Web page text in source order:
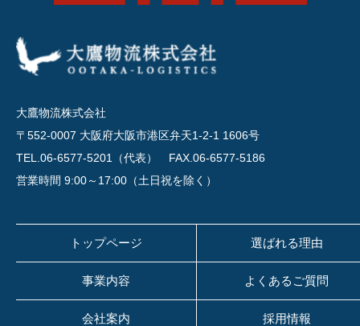
大鷹物流株式会社
〒552-0007 大阪府大阪市港区弁天1-2-1 1606号
TEL.06-6577-5201（代表）
FAX.06-6577-5186
営業時間 9:00～17:00（土日祝を除く）
トップページ 選ばれる理由
事業内容 よくあるご質問
会社案内 採用情報